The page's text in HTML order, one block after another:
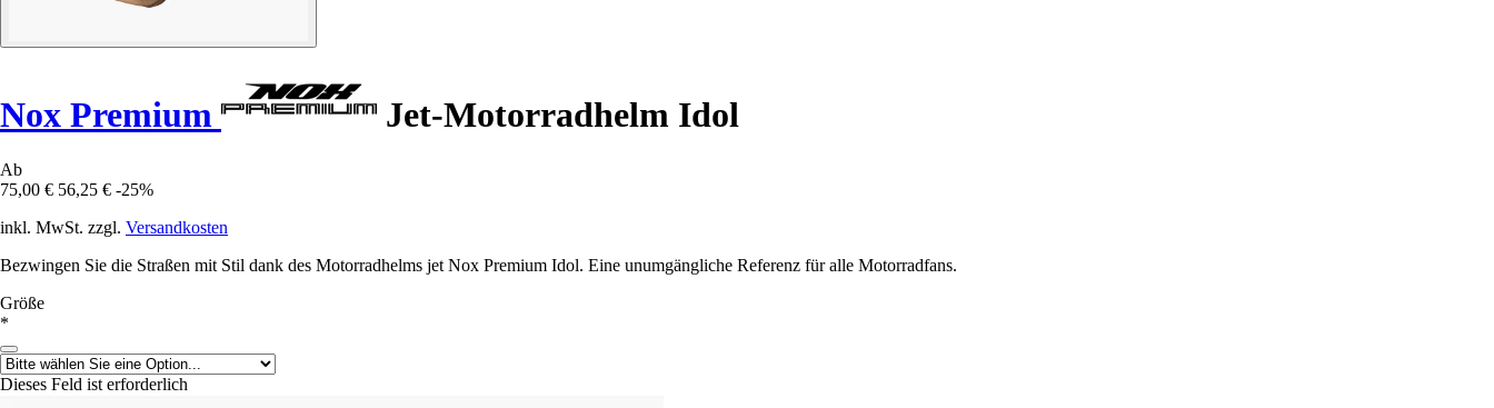
Nox Premium Jet-Motorradhelm Idol
Ab
75,00 € 56,25 € -25%
inkl. MwSt. zzgl. Versandkosten
Bezwingen Sie die Straßen mit Stil dank des Motorradhelms jet Nox Premium Idol. Eine unumgängliche Referenz für alle Motorradfans.
Größe
*
Dieses Feld ist erforderlich